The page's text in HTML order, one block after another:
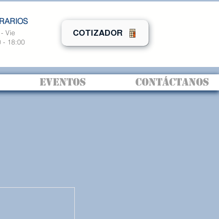
Vie
- 18:00
COTIZADOR
EVENTOS CONTÁCTANOS